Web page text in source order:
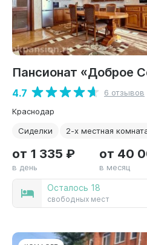
Пансионат «Доброе
4.7
6 отзывов
Краснодар
Сиделки
2-х местная
Осталось 18
свободных мест
от 1 335 ₽
в день
от 40
в месяц